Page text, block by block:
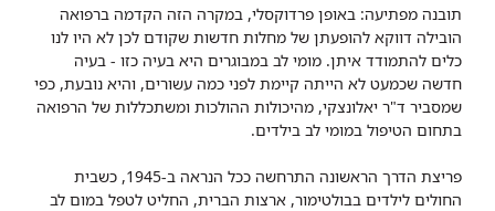
תובנה מפתיעה: באופן פרדוקסלי, במקרה הזה הקדמה ברפואה
הובילה דווקא להופעתן של מחלות חדשות שקודם לכן לא היו לנו
כלים להתמודד איתן. מומי לב במבוגרים היא בעיה כזו - בעיה
חדשה שכמעט לא הייתה קיימת לפני כמה עשורים, והיא נובעת, כפי
שמסביר ד"ר יאלונצקי, מהיכולות ההולכות ומשתכללות של הרפואה
בתחום הטיפול במומי לב בילדים.
פריצת הדרך הראשונה התרחשה ככל הנראה ב-1945, כשבית
החולים לילדים בבולטימור, ארצות הברית, החליט לטפל במום לב